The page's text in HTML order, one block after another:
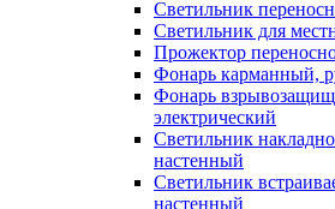
Светильник
Светильник для
Прожектор
Фонарь карманный,
Фонарь
электрический
Светильник
настенный
Светильник
настенный